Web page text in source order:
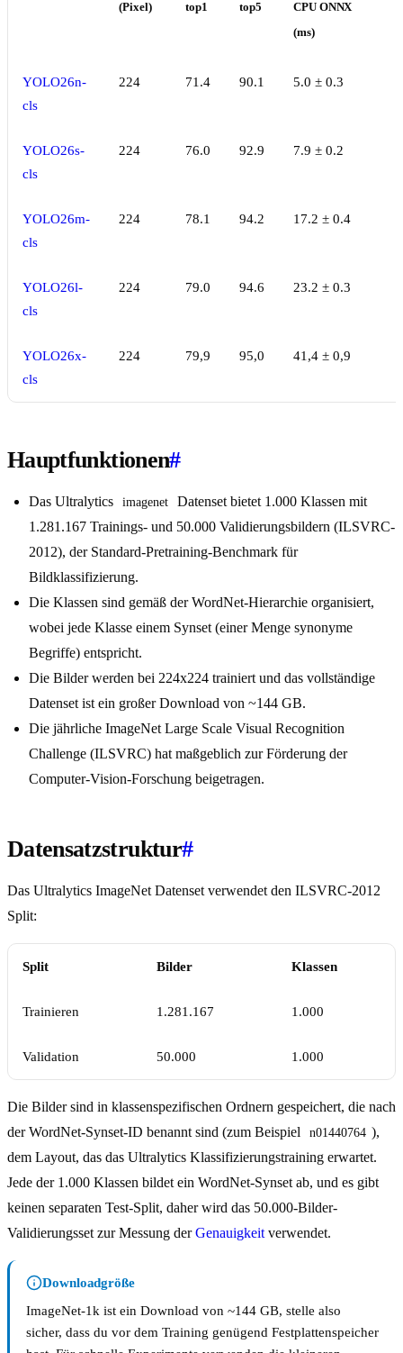
(Pixel) top1 top5
CPU ONNX
(ms)
YOLO26n-
cls
224 71.4 90.1 5.0 ± 0.3
YOLO26s-
cls
224 76.0 92.9 7.9 ± 0.2
YOLO26m-
cls
224 78.1 94.2 17.2 ± 0.4
YOLO26l-
cls
224 79.0 94.6 23.2 ± 0.3
YOLO26x-
cls
224 79,9 95,0 41,4 ± 0,9
Hauptfunktionen#
Das Ultralytics imagenet
Datenset bietet 1.000 Klassen mit
1.281.167 Trainings- und 50.000 Validierungsbildern (ILSVRC-
2012), der Standard-Pretraining-Benchmark für
Bildklassifizierung.
Die Klassen sind gemäß der WordNet-Hierarchie organisiert,
wobei jede Klasse einem Synset (einer Menge synonyme
Begriffe) entspricht.
Die Bilder werden bei 224x224 trainiert und das vollständige
Datenset ist ein großer Download von ~144 GB.
Die jährliche ImageNet Large Scale Visual Recognition
Challenge (ILSVRC) hat maßgeblich zur Förderung der
Computer-Vision-Forschung beigetragen.
Datensatzstruktur#
Das Ultralytics ImageNet Datenset verwendet den ILSVRC-2012
Split:
Split Bilder Klassen
Trainieren 1.281.167 1.000
Validation 50.000 1.000
Die Bilder sind in klassenspezifischen Ordnern gespeichert, die nach
der WordNet-Synset-ID benannt sind (zum Beispiel
n01440764 ),
dem Layout, das das Ultralytics Klassifizierungstraining erwartet.
Jede der 1.000 Klassen bildet ein WordNet-Synset ab, und es gibt
keinen separaten Test-Split, daher wird das 50.000-Bilder-
Validierungsset zur Messung derGenauigkeit verwendet.
Downloadgröße
ImageNet-1k ist ein Download von ~144 GB, stelle also
sicher, dass du vor dem Training genügend Festplattenspeicher